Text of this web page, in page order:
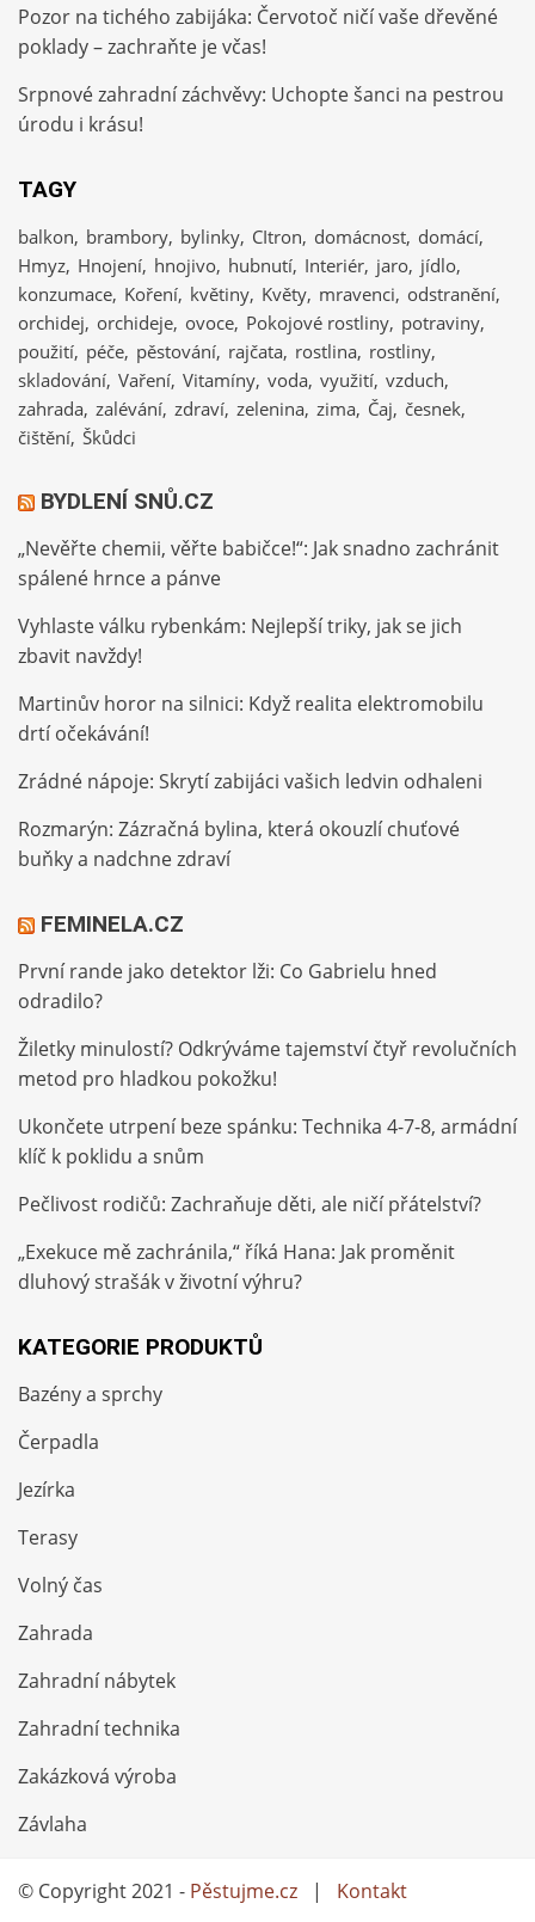
Pozor na tichého zabijáka: Červotoč ničí vaše dřevěné
poklady – zachraňte je včas!
Srpnové zahradní záchvěvy: Uchopte šanci na pestrou
úrodu i krásu!
TAGY
balkon brambory bylinky CItron domácnost domácí
Hmyz Hnojení hnojivo hubnutí Interiér jaro jídlo
konzumace Koření květiny Květy mravenci odstranění
orchidej orchideje ovoce Pokojové rostliny potraviny
použití péče pěstování rajčata rostlina rostliny
skladování Vaření Vitamíny voda využití vzduch
zahrada zalévání zdraví zelenina zima Čaj česnek
čištění Škůdci
BYDLENÍ SNŮ.CZ
„Nevěřte chemii, věřte babičce!“: Jak snadno zachránit
spálené hrnce a pánve
Vyhlaste válku rybenkám: Nejlepší triky, jak se jich
zbavit navždy!
Martinův horor na silnici: Když realita elektromobilu
drtí očekávání!
Zrádné nápoje: Skrytí zabijáci vašich ledvin odhaleni
Rozmarýn: Zázračná bylina, která okouzlí chuťové
buňky a nadchne zdraví
FEMINELA.CZ
První rande jako detektor lži: Co Gabrielu hned
odradilo?
Žiletky minulostí? Odkrýváme tajemství čtyř revolučních
metod pro hladkou pokožku!
Ukončete utrpení beze spánku: Technika 4-7-8, armádní
klíč k poklidu a snům
Pečlivost rodičů: Zachraňuje děti, ale ničí přátelství?
„Exekuce mě zachránila,“ říká Hana: Jak proměnit
dluhový strašák v životní výhru?
KATEGORIE PRODUKTŮ
Bazény a sprchy
Čerpadla
Jezírka
Terasy
Volný čas
Zahrada
Zahradní nábytek
Zahradní technika
Zakázková výroba
Závlaha
© Copyright 2021 - Pěstujme.cz | Kontakt